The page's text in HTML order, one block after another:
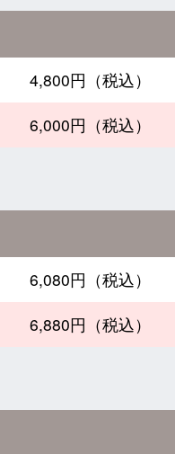
4,800円（税込）
6,000円（税込）
6,080円（税込）
6,880円（税込）